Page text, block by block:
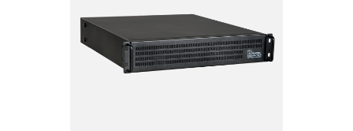
دارای استحکام مناسب مکانیکی
دارای تهویه مناسب
یکسال گارانتی و 5 سال تامین قطعات